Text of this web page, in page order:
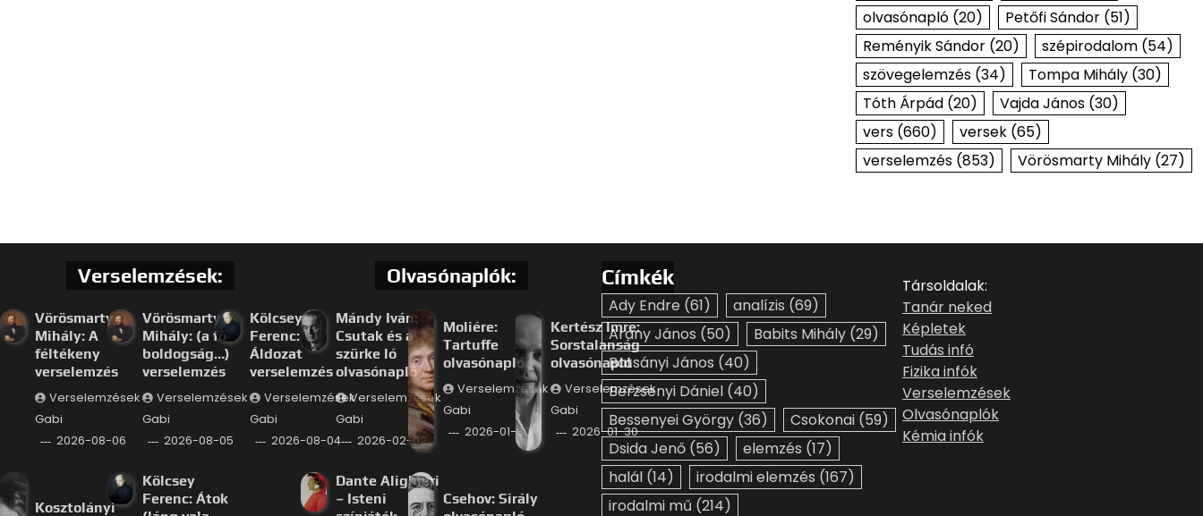
olvasónapló(20) Petőfi Sándor(51)
Reményik Sándor(20) szépirodalom(54)
szövegelemzés(34) Tompa Mihály(30)
Tóth Árpád(20) Vajda János(30)
vers(660) versek(65)
verselemzés(853) Vörösmarty Mihály(27)
Verselemzések:
Vörösmarty
Mihály: A
féltékeny
verselemzés
Verselemzések
Gabi
2026-08-06
Vörösmarty
Mihály: (a fő
boldogság…)
verselemzés
Verselemzések
Gabi
2026-08-05
Kölcsey
Ferenc:
Áldozat
verselemzés
Verselemzések
Gabi
2026-08-04
Kosztolányi
Kölcsey
Ferenc: Átok
Olvasónaplók:
Mándy Iván:
Csutak és a
szürke ló
olvasónapló
Verselemzések
Gabi
2026-02-02
Moliére:
Tartuffe
olvasónapló
Verselemzések
Gabi
2026-01-30
Kertész Imre:
Sorstalanság
olvasónapló
Verselemzések
Gabi
2026-01-30
Dante Alighieri
– Isteni
Csehov: Sirály
Címkék
Ady Endre (61) analízis (69)
Arany János (50) Babits Mihály (29)
Batsányi János (40)
Berzsenyi Dániel (40)
Bessenyei György (36) Csokonai (59)
Dsida Jenő (56) elemzés (17)
halál (14) irodalmi elemzés (167)
irodalmi mű (214)
Társoldalak:
Tanár neked
Képletek
Tudás infó
Fizika infók
Verselemzések
Olvasónaplók
Kémia infók